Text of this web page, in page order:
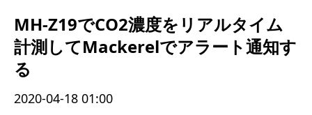
MH-Z19でCO2濃度をリアルタイム
計測してMackerelでアラート通知す
る
2020-04-18 01:00